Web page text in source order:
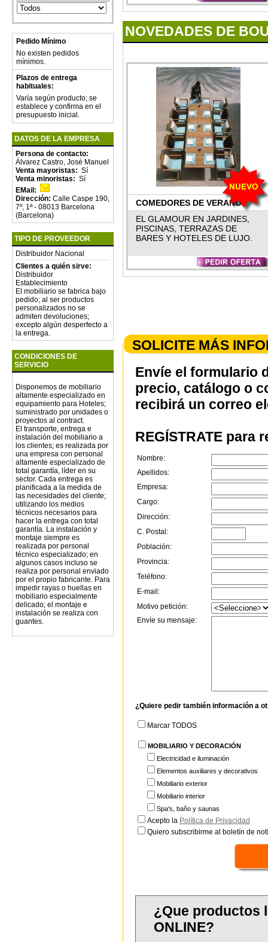
Pedido Mínimo
No existen pedidos
mínimos.
Plazos de entrega
habituales:
Varía según producto; se
establece y confirma en el
presupuesto inicial.
DATOS DE LA EMPRESA
Persona de contacto:
Álvarez Castro, José Manuel
Venta mayoristas: Sí
Venta minoristas: Sí
EMail:
Dirección: Calle Caspe 190,
7º, 1ª - 08013 Barcelona
(Barcelona)
TIPO DE PROVEEDOR
Distribuidor Nacional
Clientes a quién sirve:
Distribuidor
Establecimiento
El mobiliario se fabrica bajo
pedido; al ser productos
personalizados no se
admiten devoluciones;
excepto algún desperfecto a
la entrega.
CONDICIONES DE
SERVICIO
Disponemos de mobiliario
altamente especializado en
equipamiento para Hoteles;
suministrado por unidades o
proyectos al contract.
El transporte, entrega e
instalación del mobiliario a
los clientes; es realizada por
una empresa con personal
altamente especializado de
total garantía, líder en su
sector. Cada entrega es
planificada a la medida de
las necesidades del cliente;
utilizando los medios
técnicos necesarios para
hacer la entrega con total
garantía. La instalación y
montaje siempre es
realizada por personal
técnico especializado; en
algunos casos incluso se
realiza por personal enviado
por el propio fabricante. Para
impedir rayas o huellas en
mobiliario especialmente
delicado; el montaje e
instalación se realiza con
guantes.
NOVEDADES DE
COMEDORES DE VERANO
PARA FIESTAS & CENAS.
EL GLAMOUR EN JARDINES,
PISCINAS, TERRAZAS DE
BARES Y HOTELES DE LUJO.
SOLICITE MÁS
Envíe el formulario
precio, catálogo o
recibirá un correo
REGÍSTRATE para
Nombre:
Apellidos:
Empresa:
Cargo:
Dirección:
C. Postal:
Población:
Provincia:
Teléfono:
E-mail:
Motivo petición:
Envíe su mensaje:
¿Quiere pedir también información a
Marcar TODOS
MOBILIARIO Y DECORACIÓN
Electricidad e iluminación
Elementos auxiliares y decorativos
Mobiliario exterior
Mobiliario interior
Spa's, baño y saunas
Acepto la Política de Privacidad
Quiero subscribirme al boletín de
¿Que productos
ONLINE?